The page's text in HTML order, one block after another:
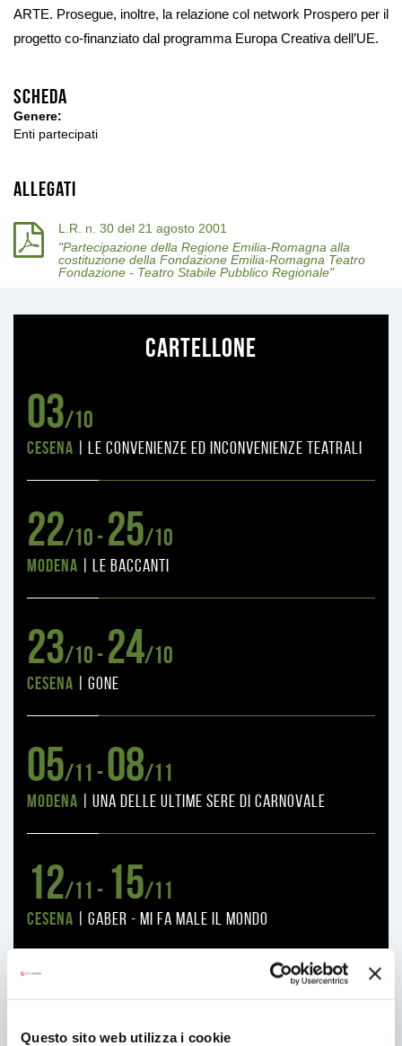
Questo sito web utilizza i cookie
ARTE. Prosegue, inoltre, la relazione col network Prospero per il
progetto co-finanziato dal programma Europa Creativa dell’UE.
Scheda
Genere
Enti partecipati
Allegati
L.R. n. 30 del 21 agosto 2001
"Partecipazione della Regione Emilia-Romagna alla
costituzione della Fondazione Emilia-Romagna Teatro
Fondazione - Teatro Stabile Pubblico Regionale"
Cartellone
03/10
Cesena | le convenienze ed inconvenienze teatrali
22/10 - 25/10
Modena | le baccanti
23/10 - 24/10
Cesena | gone
05/11 -08/11
Modena | una delle ultime sere di carnovale
12/11 - 15/11
Cesena | Gaber - Mi fa male il mondo
Modena|oscar